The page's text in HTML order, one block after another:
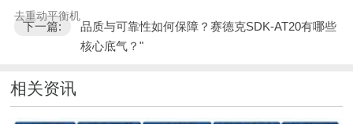
去重动平衡机
下一篇:
品质与可靠性如何保障？赛德克SDK-AT20有哪些
核心底气？"
相关资讯